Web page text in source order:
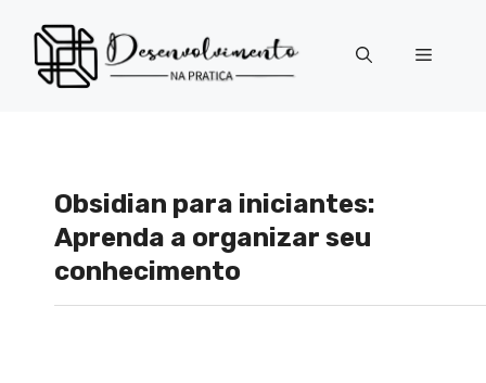
para
conteúdo
Menu
Obsidian para iniciantes:
Aprenda a organizar seu
conhecimento